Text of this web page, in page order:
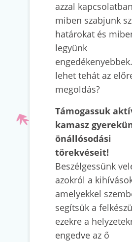
azzal
miben szabjunk
határokat és
legyünk
lehet tehát az
megoldás?
Támogassuk
kamasz
önállósodási
törekvéseit!
Beszélgessünk
azokról a
amelyekkel
segítsük a
ezekre a
engedve az ő